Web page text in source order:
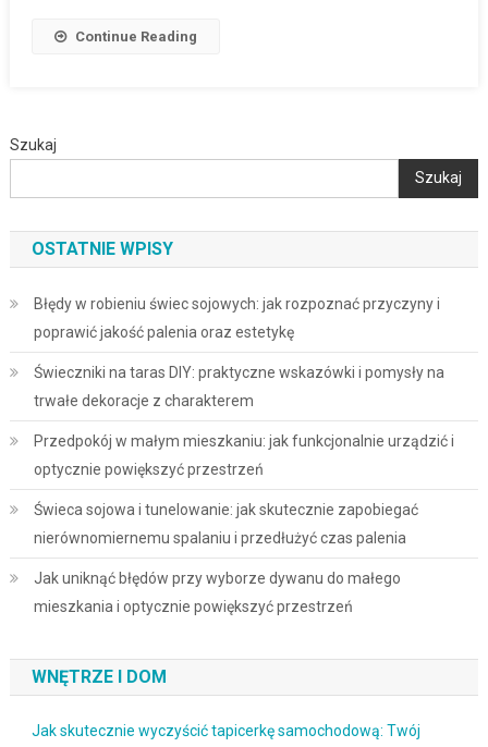
Continue Reading
Szukaj
Szukaj
OSTATNIE WPISY
Błędy w robieniu świec sojowych: jak rozpoznać przyczyny i
poprawić jakość palenia oraz estetykę
Świeczniki na taras DIY: praktyczne wskazówki i pomysły na
trwałe dekoracje z charakterem
Przedpokój w małym mieszkaniu: jak funkcjonalnie urządzić i
optycznie powiększyć przestrzeń
Świeca sojowa i tunelowanie: jak skutecznie zapobiegać
nierównomiernemu spalaniu i przedłużyć czas palenia
Jak uniknąć błędów przy wyborze dywanu do małego
mieszkania i optycznie powiększyć przestrzeń
WNĘTRZE I DOM
Jak skutecznie wyczyścić tapicerkę samochodową: Twój